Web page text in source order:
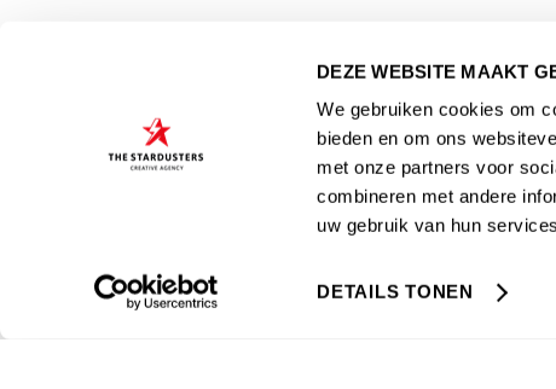
DEZE WEBSITE MAAKT
We gebruiken cookies om
bieden en om ons
met onze partners voor
combineren met andere
uw gebruik van hun
DETAILS TONEN